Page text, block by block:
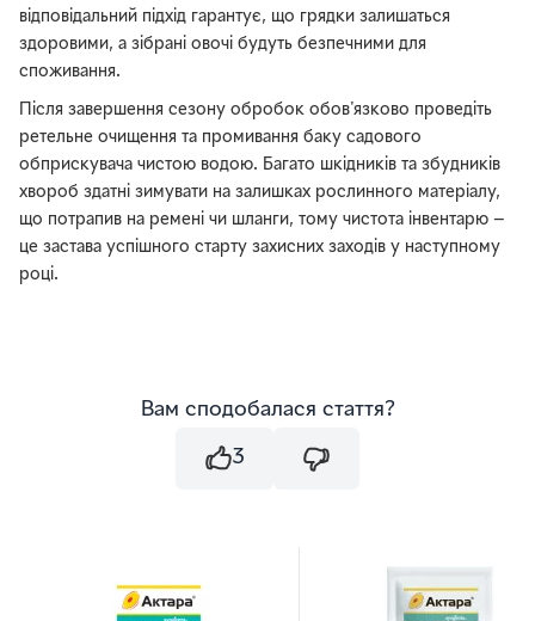
відповідальний підхід гарантує, що грядки залишаться
здоровими, а зібрані овочі будуть безпечними для
споживання.
Після завершення сезону обробок обов'язково проведіть
ретельне очищення та промивання баку садового
обприскувача чистою водою. Багато шкідників та збудників
хвороб здатні зимувати на залишках рослинного матеріалу,
що потрапив на ремені чи шланги, тому чистота інвентарю —
це застава успішного старту захисних заходів у наступному
році.
Вам сподобалася стаття?
3